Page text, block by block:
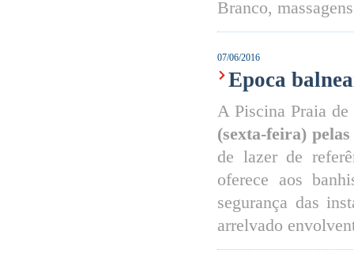
Branco,
07/06/2016
Epoca
A Piscina Praia
(sexta-feira)
de lazer de
oferece aos
segurança das
arrelvado